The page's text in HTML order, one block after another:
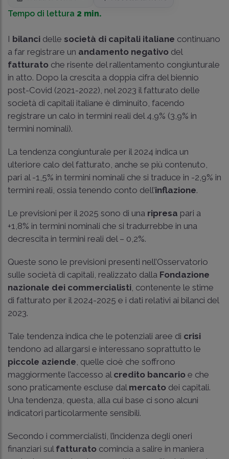
Tempo di lettura 2 min.
I bilanci delle società di capitali italiane continuano
a far registrare un andamento negativo del
fatturato che risente del rallentamento congiunturale
in atto. Dopo la crescita a doppia cifra del biennio
post-Covid (2021-2022), nel 2023 il fatturato delle
società di capitali italiane è diminuito, facendo
registrare un calo in termini reali del 4,9% (3,9% in
termini nominali).
La tendenza congiunturale per il 2024 indica un
ulteriore calo del fatturato, anche se più contenuto,
pari al -1,5% in termini nominali che si traduce in -2,9% in
termini reali, ossia tenendo conto dell’inflazione.
Le previsioni per il 2025 sono di una ripresa pari a
+1,8% in termini nominali che si tradurrebbe in una
decrescita in termini reali del – 0,2%.
Queste sono le previsioni presenti nell’Osservatorio
sulle società di capitali, realizzato dalla Fondazione
nazionale dei commercialisti , contenente le stime
di fatturato per il 2024-2025 e i dati relativi ai bilanci del
2023.
Tale tendenza indica che le potenziali aree di crisi
tendono ad allargarsi e interessano soprattutto le
piccole aziende , quelle cioè che soffrono
maggiormente l’accesso al credito bancario e che
sono praticamente escluse dal mercato dei capitali.
Una tendenza, questa, alla cui base ci sono alcuni
indicatori particolarmente sensibili.
Secondo i commercialisti, l’incidenza degli oneri
finanziari sul fatturato comincia a salire in maniera